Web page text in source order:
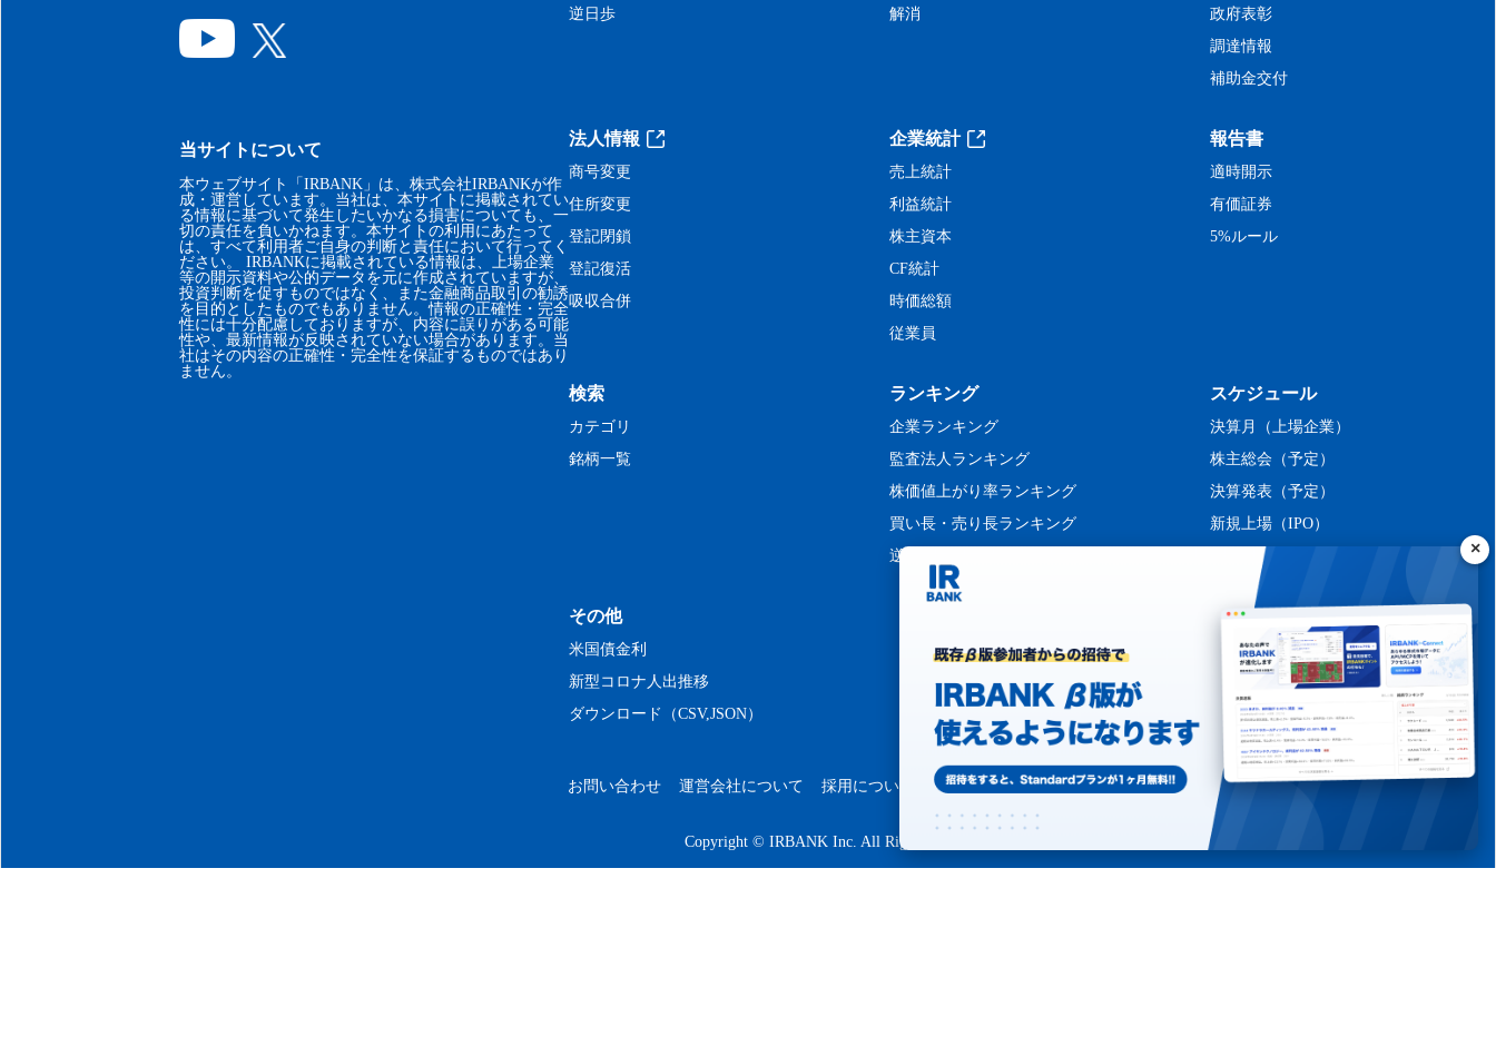
当サイトについて
本ウェブサイト「IRBANK」は、株式会社IRBANKが作
成・運営しています。当社は、本サイトに掲載されてい
る情報に基づいて発生したいかなる損害についても、一
切の責任を負いかねます。本サイトの利用にあたって
は、すべて利用者ご自身の判断と責任において行ってく
ださい。 IRBANKに掲載されている情報は、上場企業
等の開示資料や公的データを元に作成されていますが、
投資判断を促すものではなく、また金融商品取引の勧誘
を目的としたものでもありません。情報の正確性・完全
性には十分配慮しておりますが、内容に誤りがある可能
性や、最新情報が反映されていない場合があります。当
社はその内容の正確性・完全性を保証するものではあり
ません。
逆日歩
解消
政府表彰
調達情報
補助金交付
法人情報
商号変更
住所変更
登記閉鎖
登記復活
吸収合併
企業統計
売上統計
利益統計
株主資本
CF統計
時価総額
従業員
報告書
適時開示
有価証券
5%ルール
検索
カテゴリ
銘柄一覧
ランキング
企業ランキング
監査法人ランキング
株価値上がり率ランキング
買い長・売り長ランキング
逆日歩ランキング
スケジュール
決算月（上場企業）
株主総会（予定）
決算発表（予定）
新規上場（IPO）
その他
米国債金利
新型コロナ人出推移
ダウンロード（CSV,JSON）
お問い合わせ 運営会社について 採用について プライバシーポリシー
Copyright © IRBANK Inc. All Rights Reserved.